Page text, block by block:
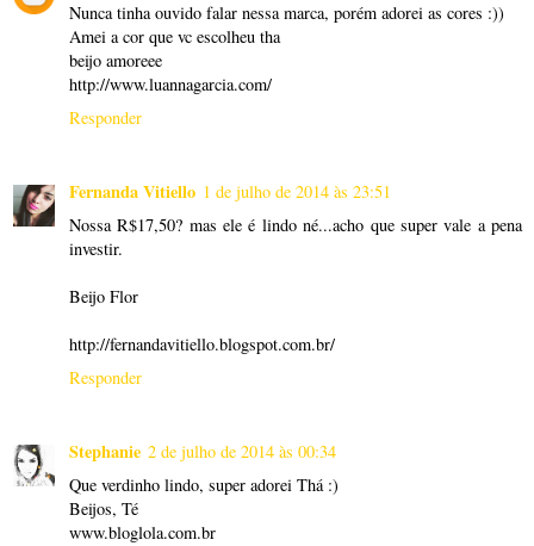
Nunca tinha ouvido falar nessa marca, porém adorei as cores :))
Amei a cor que vc escolheu tha
beijo amoreee
http://www.luannagarcia.com/
Responder
Fernanda Vitiello 1 de julho de 2014 às 23:51
Nossa R$17,50? mas ele é lindo né...acho que super vale a pena
investir.
Beijo Flor
http://fernandavitiello.blogspot.com.br/
Responder
Stephanie 2 de julho de 2014 às 00:34
Que verdinho lindo, super adorei Thá :)
Beijos, Té
www.bloglola.com.br